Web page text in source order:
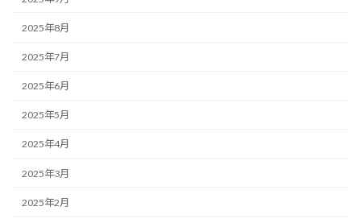
2025年8月
2025年7月
2025年6月
2025年5月
2025年4月
2025年3月
2025年2月